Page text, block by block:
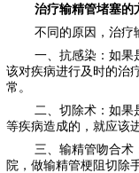
治疗输精管堵塞的
不同的原因，治疗
一、抗感染：如果
该对疾病进行及时的治
常。
二、切除术：如
等疾病造成的，就应该
三、输精管吻合术
院，做输精管梗阻切除